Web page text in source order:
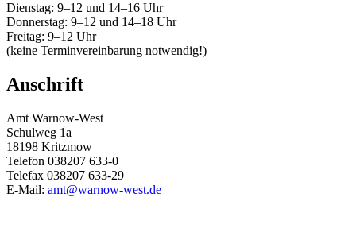
Dienstag: 9–12 und 14–16 Uhr
Donnerstag: 9–12 und 14–18 Uhr
Freitag: 9–12 Uhr
(keine Terminvereinbarung notwendig!)
Anschrift
Amt Warnow-West
Schulweg 1a
18198 Kritzmow
Telefon 038207 633-0
Telefax 038207 633-29
E-Mail: amt@warnow-west.de